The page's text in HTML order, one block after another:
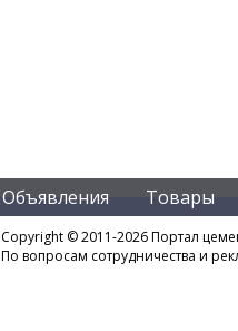
Объявления Товары
Copyright © 2011-2026 Портал
По вопросам сотрудничества и